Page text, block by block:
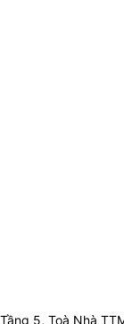
Tầng 5, Toà Nhà